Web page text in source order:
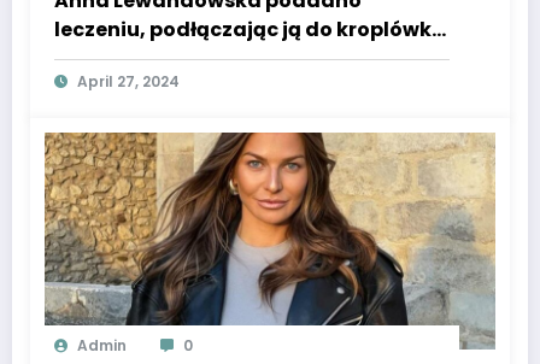
leczeniu, podłączając ją do kroplówki
z igłą w żyle, jak donosi Super Express.
April 27, 2024
Admin 0